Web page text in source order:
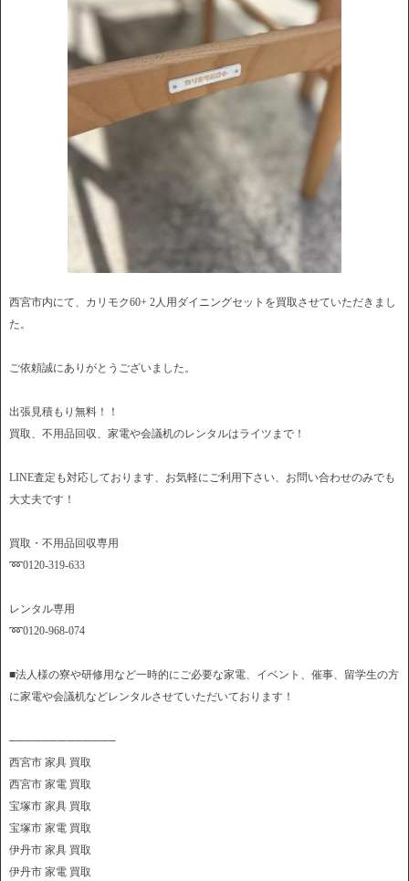
西宮市内にて、カリモク60+ 2人用ダイニングセットを買取させていただきまし
た。
ご依頼誠にありがとうございました。
出張見積もり無料！！
買取、不用品回収、家電や会議机のレンタルはライツまで！
LINE査定も対応しております、お気軽にご利用下さい、お問い合わせのみでも
大丈夫です！
買取・不用品回収専用
➿0120-319-633
レンタル専用
➿0120-968-074
■法人様の寮や研修用など一時的にご必要な家電、イベント、催事、留学生の方
に家電や会議机などレンタルさせていただいております！
─────────────
西宮市 家具 買取
西宮市 家電 買取
宝塚市 家具 買取
宝塚市 家電 買取
伊丹市 家具 買取
伊丹市 家電 買取